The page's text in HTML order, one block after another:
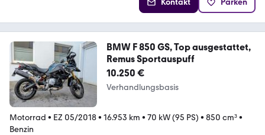
Kontakt Parken
BMW F 850 GS, Top ausgestattet,
Remus Sportauspuff
10.250 €
Verhandlungsbasis
Motorrad • EZ 05/2018• 16.953 km • 70 kW (95 PS) • 850 cm³•
Benzin